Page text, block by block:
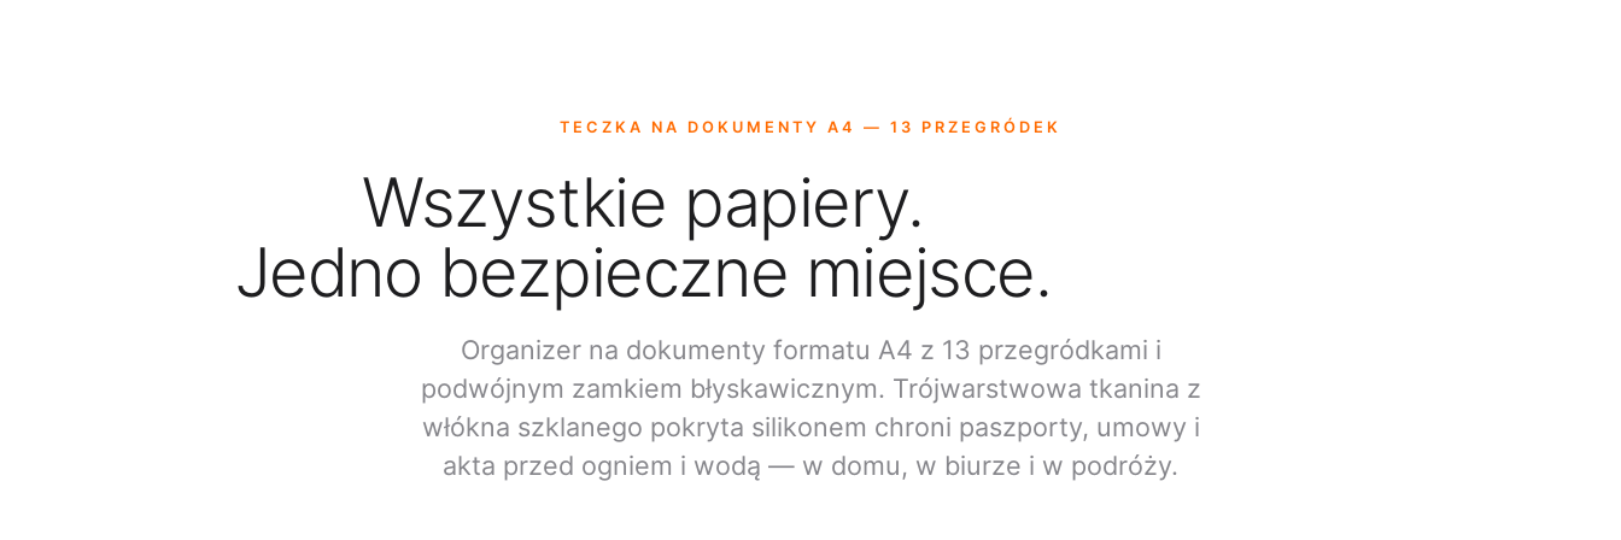
TECZKA NA DOKUMENTY A4 — 13 PRZEGRÓDEK
Wszystkie papiery.
Jedno bezpieczne miejsce.
Organizer na dokumenty formatu A4 z 13 przegródkami i
podwójnym zamkiem błyskawicznym. Trójwarstwowa tkanina z
włókna szklanego pokryta silikonem chroni paszporty, umowy i
akta przed ogniem i wodą — w domu, w biurze i w podróży.